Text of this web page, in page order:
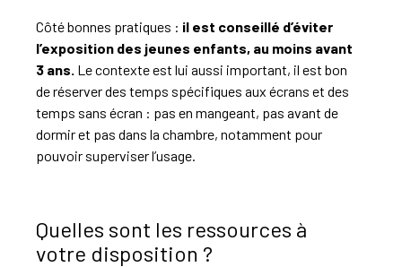
Côté bonnes pratiques : il est conseillé d’éviter
l’exposition des jeunes enfants, au moins avant
3 ans. Le contexte est lui aussi important, il est bon
de réserver des temps spécifiques aux écrans et des
temps sans écran : pas en mangeant, pas avant de
dormir et pas dans la chambre, notamment pour
pouvoir superviser l’usage.
Quelles sont les ressources à
votre disposition ?